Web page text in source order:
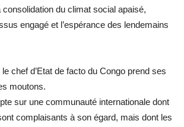
du climat social apaisé,
engagé et l’espérance des lendemains
chef d’Etat de facto du Congo prend ses
moutons.
sur une communauté internationale dont
complaisants à son égard, mais dont les